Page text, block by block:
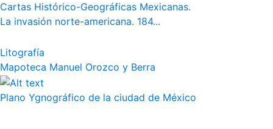
Cartas Histórico-Geográficas Mexicanas.
La invasión norte-americana. 184...
Litografía
Mapoteca Manuel Orozco y Berra
Plano Ygnográfico de la ciudad de México